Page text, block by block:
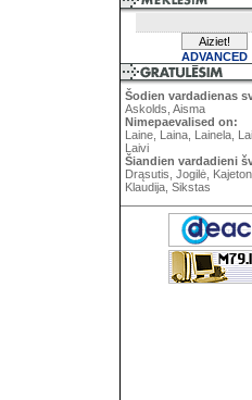
ADVANCED
Šodien vardadienas
Askolds, Aisma
Nimepaevalised on:
Laine, Laina, Lainela,
Laivi
Šiandien vardadieni
Drąsutis, Jogilė,
Klaudija, Sikstas